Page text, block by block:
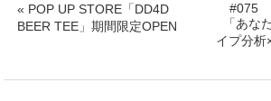
« POP UP STORE「DD4D
BEER TEE」期間限定OPEN
#075
「あな
イプ分析